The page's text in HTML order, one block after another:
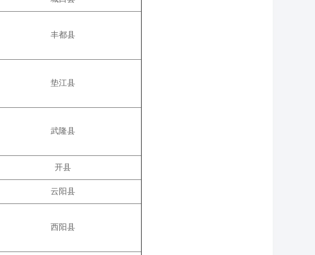
丰都县
垫江县
武隆县
开县
云阳县
西阳县